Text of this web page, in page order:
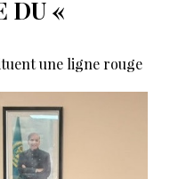
DU «
une ligne rouge